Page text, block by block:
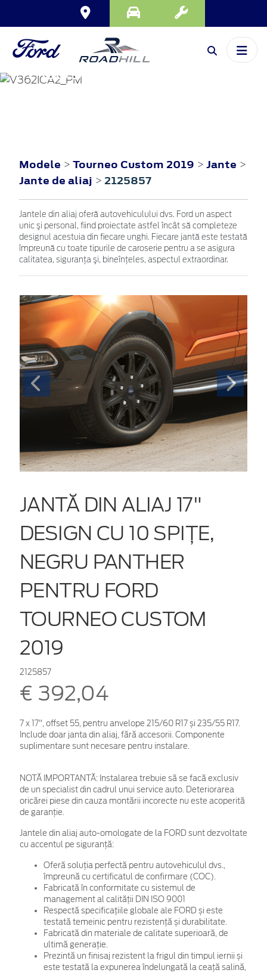
TOURNEO
CUSTOM
Modele > Tourneo Custom 2019 > Jante >
Jante de aliaj > 2125857
Jantele din aliaj oferă autovehiculului dvs. Ford un aspect
unic şi personal, fiind proiectate astfel încât să completeze
designul acestuia din fiecare unghi. Fiecare jantă este testată
împreună cu toate tipurile de caroserie pentru a se asigura
calitatea, siguranţa şi, bineînţeles, aspectul extraordinar.
JANTĂ DIN ALIAJ 17"
DESIGN CU 10 SPIȚE,
NEGRU PANTHER
PENTRU FORD
TOURNEO CUSTOM
2019
2125857
€ 392,04
7 x 17", offset 55, pentru anvelope 215/60 R17 și 235/55 R17.
Include doar janta din aliaj, fără accesorii. Componente
suplimentare sunt necesare pentru instalare.
NOTĂ IMPORTANTĂ: Instalarea trebuie să se facă exclusiv
de un specialist din cadrul unui service auto. Deteriorarea
oricărei piese din cauza montării incorecte nu este acoperită
de garanţie.
Jantele din aliaj auto-omologate de la FORD sunt dezvoltate
cu accentul pe siguranță:
Oferă soluția perfectă pentru autovehiculul dvs.,
împreună cu certificatul de confirmare (COC).
Fabricată în conformitate cu sistemul de
management al calității DIN ISO 9001
Respectă specificațiile globale ale FORD și este
testată temeinic pentru rezistență și durabilitate.
Fabricată din materiale de calitate superioară, de
ultimă generație.
Prezintă un finisaj rezistent la frigul din timpul iernii și
este testată la expunerea îndelungată la ceață salină,